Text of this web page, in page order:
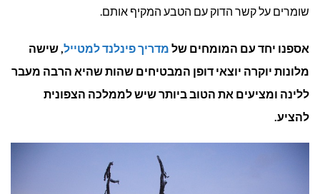
נשכחים
שומרים על קשר הדוק עם הטבע המקיף אותם.
אספנו יחד עם המומחים של מדריך פינלנד למטייל, שישה
מלונות יוקרה יוצאי דופן המבטיחים שהות שהיא הרבה מעבר
ללינה ומציעים את הטוב ביותר שיש לממלכה הצפונית
להציע.